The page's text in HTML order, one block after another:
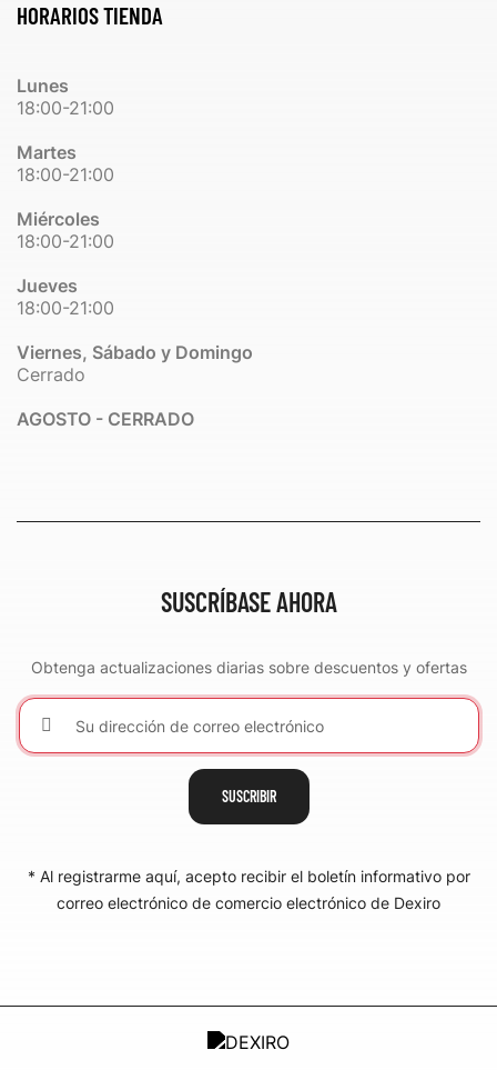
HORARIOS TIENDA
Lunes
18:00-21:00
Martes
18:00-21:00
Miércoles
18:00-21:00
Jueves
18:00-21:00
Viernes, Sábado y Domingo
Cerrado
AGOSTO - CERRADO
SUSCRÍBASE AHORA
Obtenga actualizaciones diarias sobre descuentos y ofertas
SUSCRIBIR
* Al registrarme aquí, acepto recibir el boletín informativo por
correo electrónico de comercio electrónico de Dexiro